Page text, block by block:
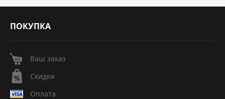
ПОКУПКА
Ваш заказ
Скидки
Оплата